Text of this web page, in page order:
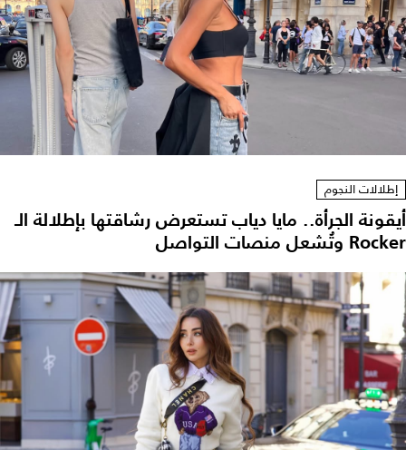
إطلالات النجوم
أيقونة الجرأة.. مايا دياب تستعرض رشاقتها بإطلالة الـ
Rocker وتُشعل منصات التواصل